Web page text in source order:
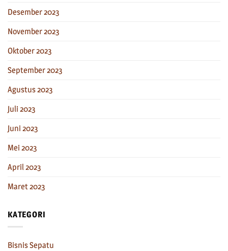
Desember 2023
November 2023
Oktober 2023
September 2023
Agustus 2023
Juli 2023
Juni 2023
Mei 2023
April 2023
Maret 2023
KATEGORI
Bisnis Sepatu